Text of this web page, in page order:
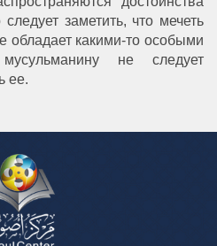
заметить, что мечеть
обладает какими-то особыми
не следует
ее.